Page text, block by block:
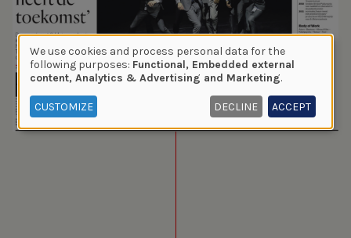
Use
of
personal
data
We use cookies and process personal data for the
following purposes: Functional, Embedded external
content, Analytics & Advertising and Marketing.
CUSTOMIZE DECLINE ACCEPT